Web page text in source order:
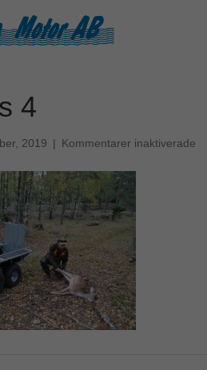
4
2019 | Kommentarer inaktiverade